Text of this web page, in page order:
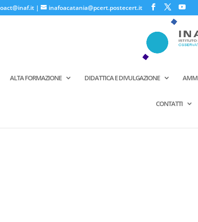
| inafoacatania@pcert.postecert.it
ALTA FORMAZIONE DIDATTICA E DIVULGAZIONE
CONTATTI